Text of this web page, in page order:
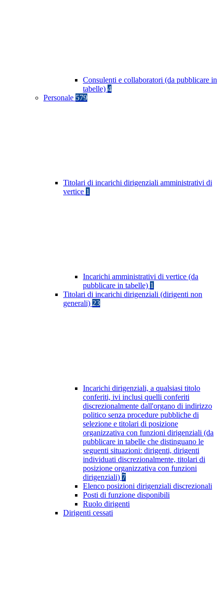
Consulenti e collaboratori (da pubblicare in
tabelle) 4
Personale 579
Titolari di incarichi dirigenziali amministrativi di
vertice 1
Incarichi amministrativi di vertice (da
pubblicare in tabelle) 1
Titolari di incarichi dirigenziali (dirigenti non
generali) 23
Incarichi dirigenziali, a qualsiasi titolo
conferiti, ivi inclusi quelli conferiti
discrezionalmente dall'organo di indirizzo
politico senza procedure pubbliche di
selezione e titolari di posizione
organizzativa con funzioni dirigenziali (da
pubblicare in tabelle che distinguano le
seguenti situazioni: dirigenti, dirigenti
individuati discrezionalmente, titolari di
posizione organizzativa con funzioni
dirigenziali) 7
Elenco posizioni dirigenziali discrezionali
Posti di funzione disponibili
Ruolo dirigenti
Dirigenti cessati